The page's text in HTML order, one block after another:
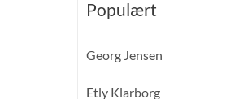
Populært
Georg Jensen
Etly Klarborg